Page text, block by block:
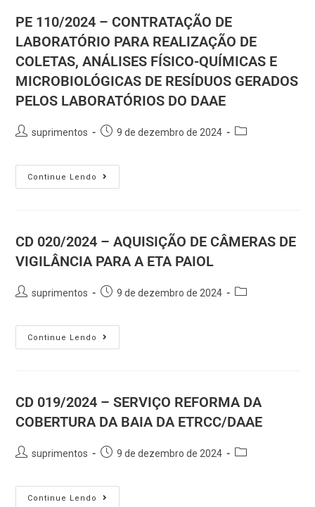
PE 110/2024 – CONTRATAÇÃO DE
LABORATÓRIO PARA REALIZAÇÃO DE
COLETAS, ANÁLISES FÍSICO-QUÍMICAS E
MICROBIOLÓGICAS DE RESÍDUOS GERADOS
PELOS LABORATÓRIOS DO DAAE
suprimentos 9 de dezembro de 2024
Continue Lendo
CD 020/2024 – AQUISIÇÃO DE CÂMERAS DE
VIGILÂNCIA PARA A ETA PAIOL
suprimentos 9 de dezembro de 2024
Continue Lendo
CD 019/2024 – SERVIÇO REFORMA DA
COBERTURA DA BAIA DA ETRCC/DAAE
suprimentos 9 de dezembro de 2024
Continue Lendo